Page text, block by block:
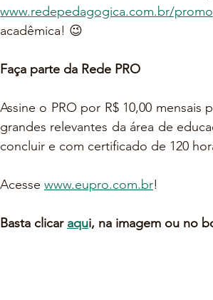
www.redepedagogica.com.br/promo
acadêmica! 😉
Faça parte da Rede PRO
Assine o PRO por R$ 10,00 mensais
grandes relevantes da área de
concluir e com certificado de 120
Acesse www.eupro.com.br!
Basta clicar aqui, na imagem ou no